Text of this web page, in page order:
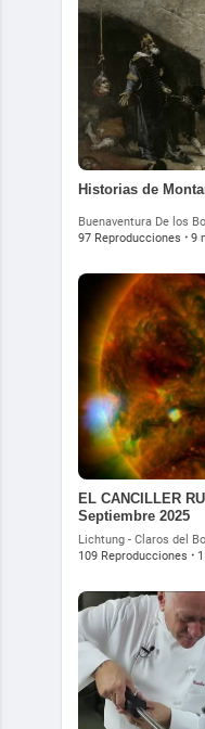
Historias de
Buenaventura De los
97 Reproducciones · 9
EL CANCILLER
Septiembre 2025
Lichtung - Claros del
109 Reproducciones ·